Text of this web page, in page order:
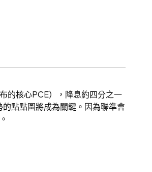
的核心PCE），降息約四分之一
點點圖將成為關鍵。因為聯準會